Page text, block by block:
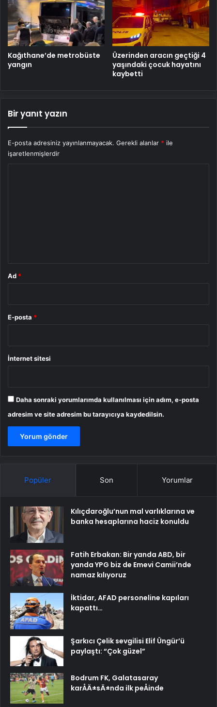
Kağıthane’de metrobüste
yangın
Üzerinden aracın geçtiği 4
yaşındaki çocuk hayatını
kaybetti
Bir yanıt yazın
E-posta adresiniz yayınlanmayacak. Gerekli alanlar * ile
işaretlenmişlerdir
Ad *
E-posta *
İnternet sitesi
Daha sonraki yorumlarımda kullanılması için adım, e-posta
adresim ve site adresim bu tarayıcıya kaydedilsin.
Popüler Son Yorumlar
Kılıçdaroğlu’nun mal varlıklarına ve
banka hesaplarına haciz konuldu
Fatih Erbakan: Bir yanda ABD, bir
yanda YPG biz de Emevi Camii’nde
namaz kılıyoruz
İktidar, AFAD personeline kapıları
kapattı…
Şarkıcı Çelik sevgilisi Elif Üngür’ü
paylaştı: “Çok güzel”
Bodrum FK, Galatasaray
karÅÄ±sÄ±nda ilk peÅinde